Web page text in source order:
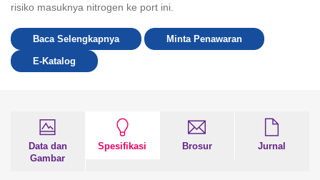
risiko masuknya nitrogen ke port ini.
Baca Selengkapnya Minta Penawaran
E-Katalog
Data dan
Gambar
Spesifikasi Brosur Jurnal